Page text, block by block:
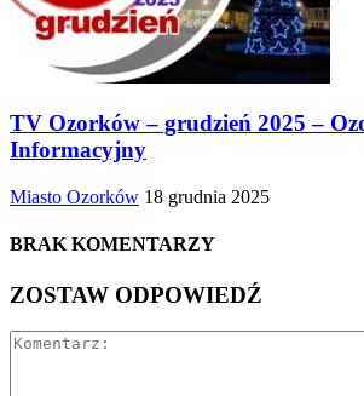
TV Ozorków – grudzień 2025 –
Informacyjny
Miasto Ozorków 18 grudnia 2025
BRAK KOMENTARZY
ZOSTAW ODPOWIEDŹ